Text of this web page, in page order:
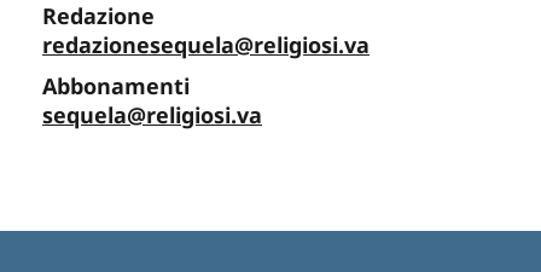
Redazione
redazionesequela@religiosi.va
Abbonamenti
sequela@religiosi.va